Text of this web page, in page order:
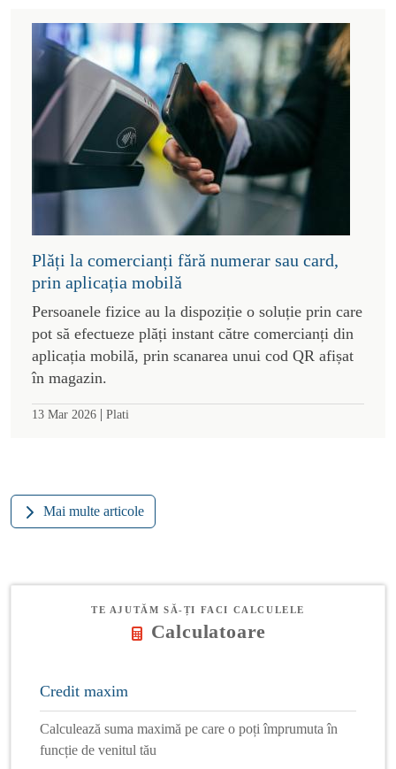
Plăți la comercianți fără numerar sau card,
prin aplicația mobilă
Persoanele fizice au la dispoziție o soluție prin care
pot să efectueze plăți instant către comercianți din
aplicația mobilă, prin scanarea unui cod QR afișat
în magazin.
13 Mar 2026 | Plati
Mai multe articole
TE AJUTĂM SĂ-ȚI FACI CALCULELE
Calculatoare
Credit maxim
Calculează suma maximă pe care o poți împrumuta în
funcție de venitul tău